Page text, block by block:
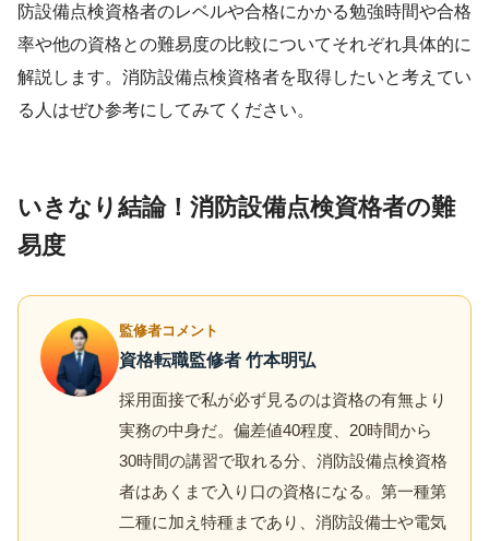
防設備点検資格者のレベルや合格にかかる勉強時間や合格
率や他の資格との難易度の比較についてそれぞれ具体的に
解説します。消防設備点検資格者を取得したいと考えてい
る人はぜひ参考にしてみてください。
いきなり結論！消防設備点検資格者の難
易度
監修者コメント
資格転職監修者 竹本明弘
採用面接で私が必ず見るのは資格の有無より
実務の中身だ。偏差値40程度、20時間から
30時間の講習で取れる分、消防設備点検資格
者はあくまで入り口の資格になる。第一種第
二種に加え特種まであり、消防設備士や電気